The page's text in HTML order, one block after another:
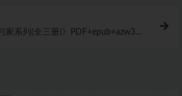
家系列(全三册)》PDF+epub+azw3格